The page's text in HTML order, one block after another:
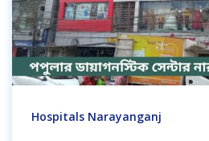
Hospitals Narayanganj